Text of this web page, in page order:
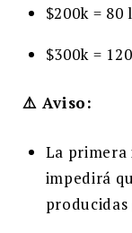
$200k = 80
$300k =
⚠️ Aviso:
La
impedirá
producidas